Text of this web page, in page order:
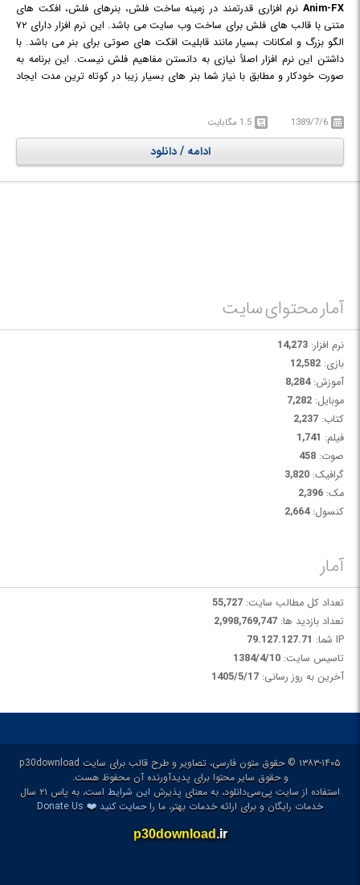
Anim-FX نرم افزاری قدرتمند در زمینه ساخت فلش، بنرهای فلش، افکت های
متنی با قالب های فلش برای ساخت وب سایت می باشد. این نرم افزار دارای ۷۲
الگو بزرگ و امکانات بسیار مانند قابلیت افکت های صوتی برای بنر می باشد. با
داشتن این نرم افزار اصلاً نیازی به دانستن مفاهیم فلش نیست. این برنامه به
صورت خودکار و مطابق با نیاز شما بنر های بسیار زیبا در کوتاه ترین مدت ایجاد
1389/7/6 1.5 مگابایت
ادامه / دانلود
آمار محتوای سایت
نرم افزار: 14,273
بازی: 12,582
آموزش:8,284
موبایل: 7,282
کتاب: 2,237
فیلم: 1,741
صوت: 458
گرافیک: 3,820
مک: 2,396
کنسول:2,664
آمار
تعداد کل مطالب سایت: 55,727
تعداد بازدید ها: 2,998,769,747
IP شما:
79.127.127.71
تاسیس سایت: 1384/4/10
آخرین به روز رسانی: 1405/5/17
۱۳۸۳-۱۴۰۵ © حقوق متون فارسی، تصاویر و طرح قالب برای سایت p30download
و حقوق سایر محتوا برای پدیدآورنده آن محفوظ هست.
استفاده از سایت پی‌سی‌دانلود، به معنای پذیرش این شرایط
است، به پاس ۲۱ سال
خدمات رایگان و برای ارائه خدمات بهتر، ما راحمایت کنید ❤️
p30download